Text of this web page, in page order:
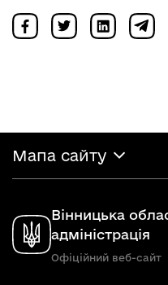
Мапа сайту
Вінницька
адміністрація
Офіційний веб-сайт